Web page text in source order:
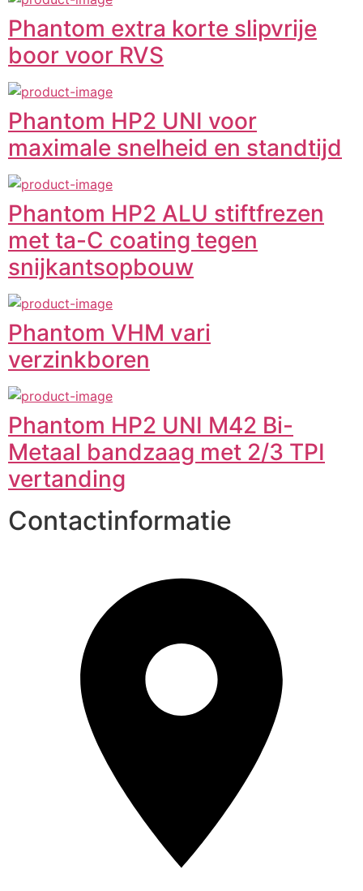
Phantom extra korte slipvrije
boor voor RVS
Phantom HP2 UNI voor
maximale snelheid en standtijd
Phantom HP2 ALU stiftfrezen
met ta-C coating tegen
snijkantsopbouw
Phantom VHM vari
verzinkboren
Phantom HP2 UNI M42 Bi-
Metaal bandzaag met 2/3 TPI
vertanding
Contactinformatie